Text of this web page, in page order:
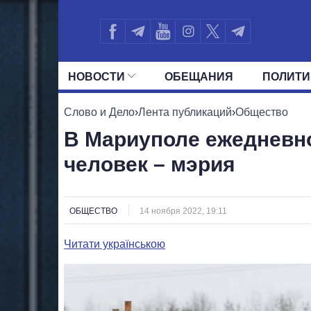
НОВОСТИ ОБЕЩАНИЯ
ВСЕ ПОЛИТИКИ ПРЕЗИДЕНТ И
Слово и Дело›Лента публикаций›Общество
В Мариуполе
человек – мэрия
ОБЩЕСТВО 14 ноября 2022, 19:11
Читати українською